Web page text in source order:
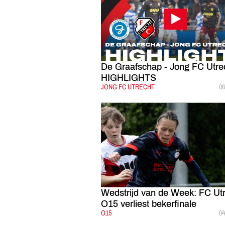
De Graafschap - Jong FC
HIGHLIGHTS
CATEGORIE:
JONG FC UTRECHT
Wedstrijd van de Week: FC
O15 verliest bekerfinale
CATEGORIE:
O15